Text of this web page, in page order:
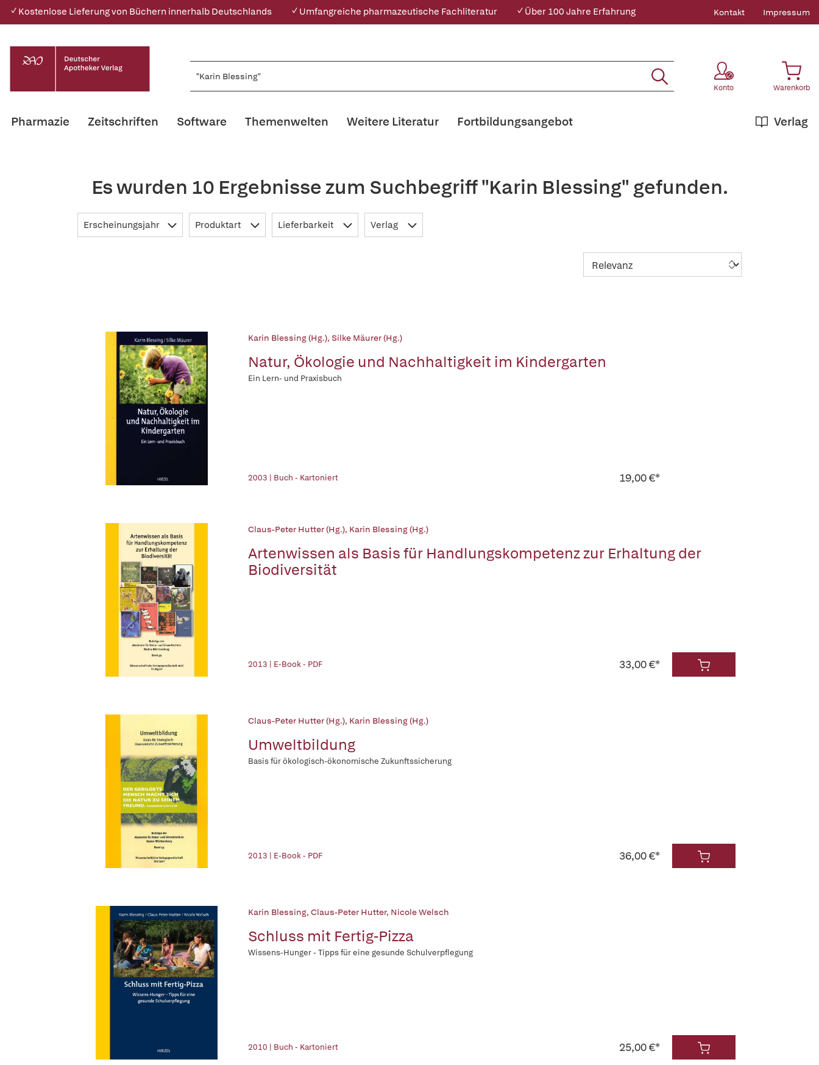
✓ Kostenlose Lieferung von Büchern innerhalb Deutschlands ✓ Umfangreiche pharmazeutische Fachliteratur ✓ Über 100 Jahre Erfahrung Kontakt Impressum
Konto Warenkorb
Pharmazie Zeitschriften Software Themenwelten Weitere Literatur Verlag
Fortbildungsangebot
Es wurden 10 Ergebnisse zum Suchbegriff "Karin Blessing" gefunden.
Erscheinungsjahr Produktart Lieferbarkeit Verlag
Karin Blessing (Hg.), Silke Mäurer (Hg.)
Natur, Ökologie und Nachhaltigkeit im Kindergarten
Ein Lern- und Praxisbuch
2003 | Buch - Kartoniert 19,00 €*
Claus-Peter Hutter (Hg.), Karin Blessing (Hg.)
Artenwissen als Basis für Handlungskompetenz zur Erhaltung der
Biodiversität
2013 | E-Book - PDF 33,00 €*
Claus-Peter Hutter (Hg.), Karin Blessing (Hg.)
Umweltbildung
Basis für ökologisch-ökonomische Zukunftssicherung
2013 | E-Book - PDF 36,00 €*
Karin Blessing, Claus-Peter Hutter, Nicole Welsch
Schluss mit Fertig-Pizza
Wissens-Hunger - Tipps für eine gesunde Schulverpflegung
2010 | Buch - Kartoniert 25,00 €*